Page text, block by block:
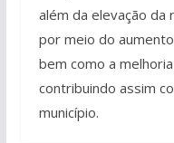
além da elevação
por meio do
bem como a
contribuindo assim
município.